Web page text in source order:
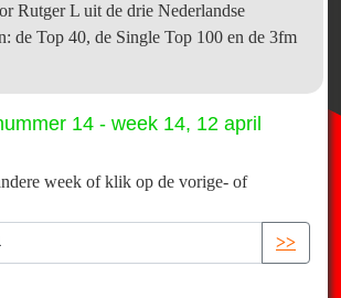
Rutger L uit de drie Nederlandse
de Top 40, de Single Top 100 en de 3fm
14 - week 14, 12 april
week of klik op de vorige- of
>>